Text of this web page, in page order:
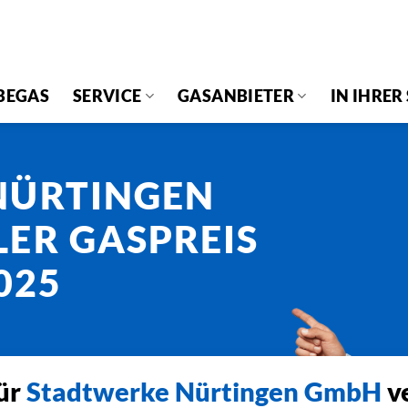
SERVICE GASANBIETER IN IHRER
GASPREIS
Stadtwerke Nürtingen GmbH